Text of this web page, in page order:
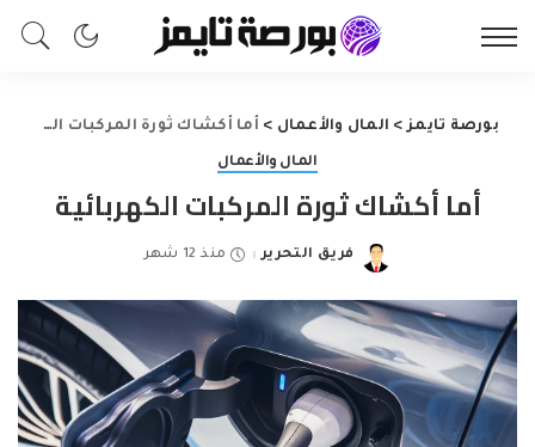
بورصة تايمز> المال والأعمال > أما أكشاك ثورة المركبات الكهربائية
المال والأعمال
أما أكشاك ثورة المركبات الكهربائية
Posted
فريق التحرير منذ 12 شهر